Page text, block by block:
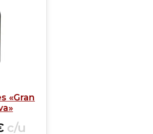
«Gran
c/u